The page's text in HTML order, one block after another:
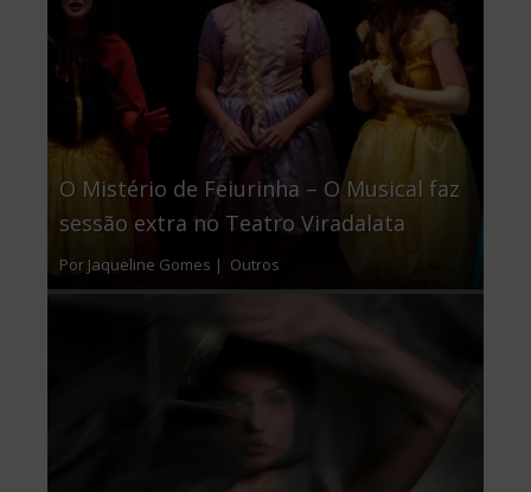
O Mistério de Feiurinha – O Musical faz
sessão extra no Teatro Viradalata
Por Jaqueline Gomes | Outros